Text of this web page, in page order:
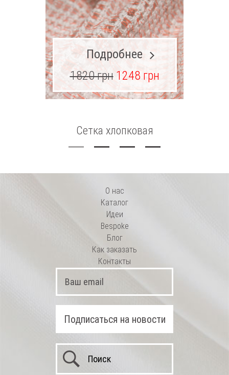
Сетка хлопковая
Подробнее
1820 грн1248 грн
О нас
Каталог
Идеи
Bespoke
Блог
Как заказать
Контакты